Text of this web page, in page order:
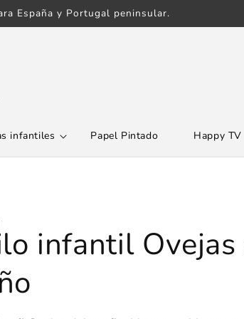
España y Portugal peninsular.
infantiles Papel Pintado Happy TV
infantil